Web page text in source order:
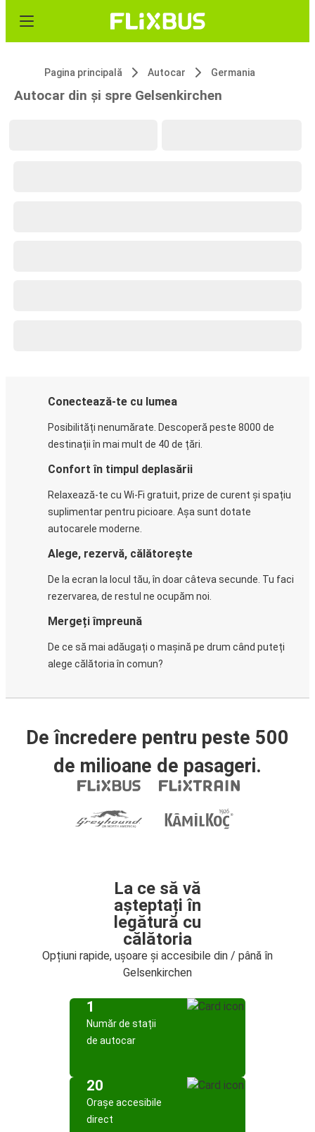
Pagina principală Autocar Germania
Autocar din și spre Gelsenkirchen
Conectează-te cu lumea
Posibilități nenumărate. Descoperă peste 8000 de
destinații în mai mult de 40 de țări.
Confort în timpul deplasării
Relaxează-te cu Wi-Fi gratuit, prize de curent și spațiu
suplimentar pentru picioare. Așa sunt dotate
autocarele moderne.
Alege, rezervă, călătorește
De la ecran la locul tău, în doar câteva secunde. Tu faci
rezervarea, de restul ne ocupăm noi.
Mergeți împreună
De ce să mai adăugați o mașină pe drum când puteți
alege călătoria în comun?
De încredere pentru peste 500
de milioane de pasageri.
La ce să vă
așteptați în
legătură cu
călătoria
Opțiuni rapide, ușoare și accesibile din / până în
Gelsenkirchen
1
Număr de stații
de autocar
20
Orașe accesibile
direct